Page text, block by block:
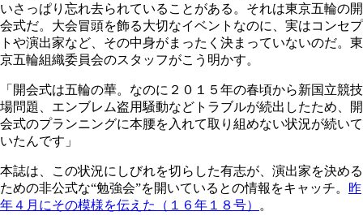
いさっぱり忘れ去られていることがある。それは東京五輪の開
会式だ。大会冒頭を飾る大切なイベントなのに、実はコンセプ
トや演出家など、その中身がまったく決まっていないのだ。東
京五輪組織委員会のスタッフがこう明かす。
「開会式は五輪の華。なのに２０１５年の春頃から新国立競技
場問題、エンブレム盗用騒動などトラブルが続出したため、開
会式のプランニングに本腰を入れて取り組めない状況が続いて
いたんです」
本誌は、この状況にしびれを切らした有志が、演出家を決める
ための非公式な“勉強会”を開いているとの情報をキャッチ。 昨
年４月にその模様を伝えた（１６年１８号）
。